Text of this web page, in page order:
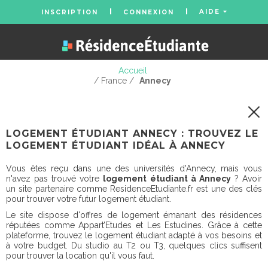
INSCRIPTION CONNEXION AIDE
Accueil
/ France / Annecy
LOGEMENT ÉTUDIANT ANNECY : TROUVEZ LE
LOGEMENT ÉTUDIANT IDÉAL À ANNECY
Vous êtes reçu dans une des universités d'Annecy, mais vous
n'avez pas trouvé votre logement étudiant à Annecy? Avoir
un site partenaire comme ResidenceEtudiante.fr est une des clés
pour trouver votre futur logement étudiant.
Le site dispose d'offres de logement émanant des résidences
réputées comme Appart’Etudes et Les Estudines. Grâce à cette
plateforme, trouvez le logement étudiant adapté à vos besoins et
à votre budget. Du studio au T2 ou T3, quelques clics suffisent
pour trouver la location qu'il vous faut.